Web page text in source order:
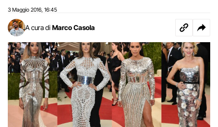
3 Maggio 2016 16:45
A cura di Marco Casola